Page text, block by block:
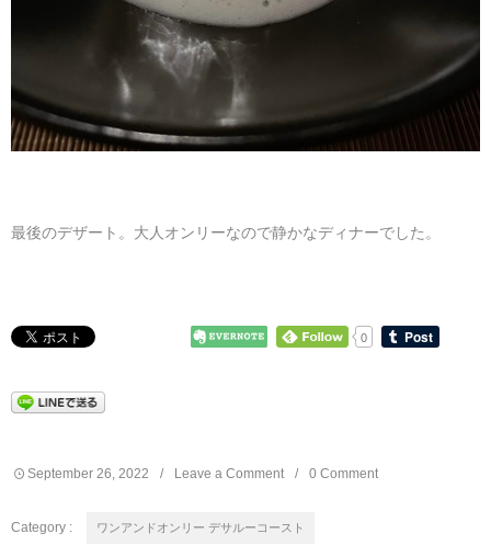
最後のデザート。大人オンリーなので静かなディナーでした。
0
September 26 2022 Leave a Comment 0 Comment
Category : ワンアンドオンリー デサルーコースト